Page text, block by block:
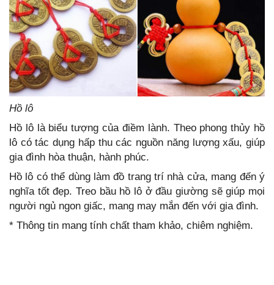
Hồ lô
Hồ lô là biểu tượng của điềm lành. Theo phong thủy hồ
lô có tác dụng hấp thu các nguồn năng lượng xấu, giúp
gia đình hòa thuận, hành phúc.
Hồ lô có thể dùng làm đồ trang trí nhà cửa, mang đến ý
nghĩa tốt đẹp. Treo bầu hồ lô ở đầu giường sẽ giúp mọi
người ngủ ngon giấc, mang may mắn đến với gia đình.
* Thông tin mang tính chất tham khảo, chiêm nghiệm.